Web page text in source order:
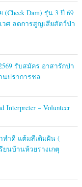
Dam) รุ่น 3 ปี 69
ศ ลดการสูญเสียสัตว์ป่า
รับสมัคร อาสารักป่า
นปราการชล
Interpreter – Volunteer
ทำดี แต้มสีเติมฝัน (
นบ้านห้วยรางเกตุ